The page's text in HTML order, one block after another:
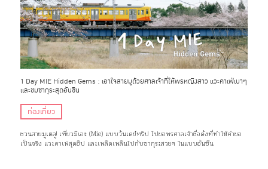
1 Day MIE Hidden Gems : เอาใจสายมูด้วยศาลเจ้าที่ให้พรหญิงสาว แวะคาเฟ่เบาๆ
และชมซากุระสุดอันซีน
ท่องเที่ยว
ชวนสายมูเตลู! เที่ยวมิเอะ (Mie) แบบวันเดย์ทริป ไปขอพรศาลเจ้าชื่อดังที่ทำให้คำขอ
เป็นจริง แวะคาเฟ่สุดฮิป และเพลิดเพลินไปกับซากุระสวยๆ ในแบบอันซีน